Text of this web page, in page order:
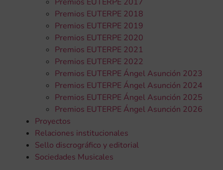
Premios EUTERPE 2018
Premios EUTERPE 2019
Premios EUTERPE 2020
Premios EUTERPE 2021
Premios EUTERPE 2022
Premios EUTERPE Ángel Asunción 2023
Premios EUTERPE Ángel Asunción 2024
Premios EUTERPE Ángel Asunción 2025
Premios EUTERPE Ángel Asunción 2026
Proyectos
Relaciones institucionales
Sello discrográfico y editorial
Sociedades Musicales